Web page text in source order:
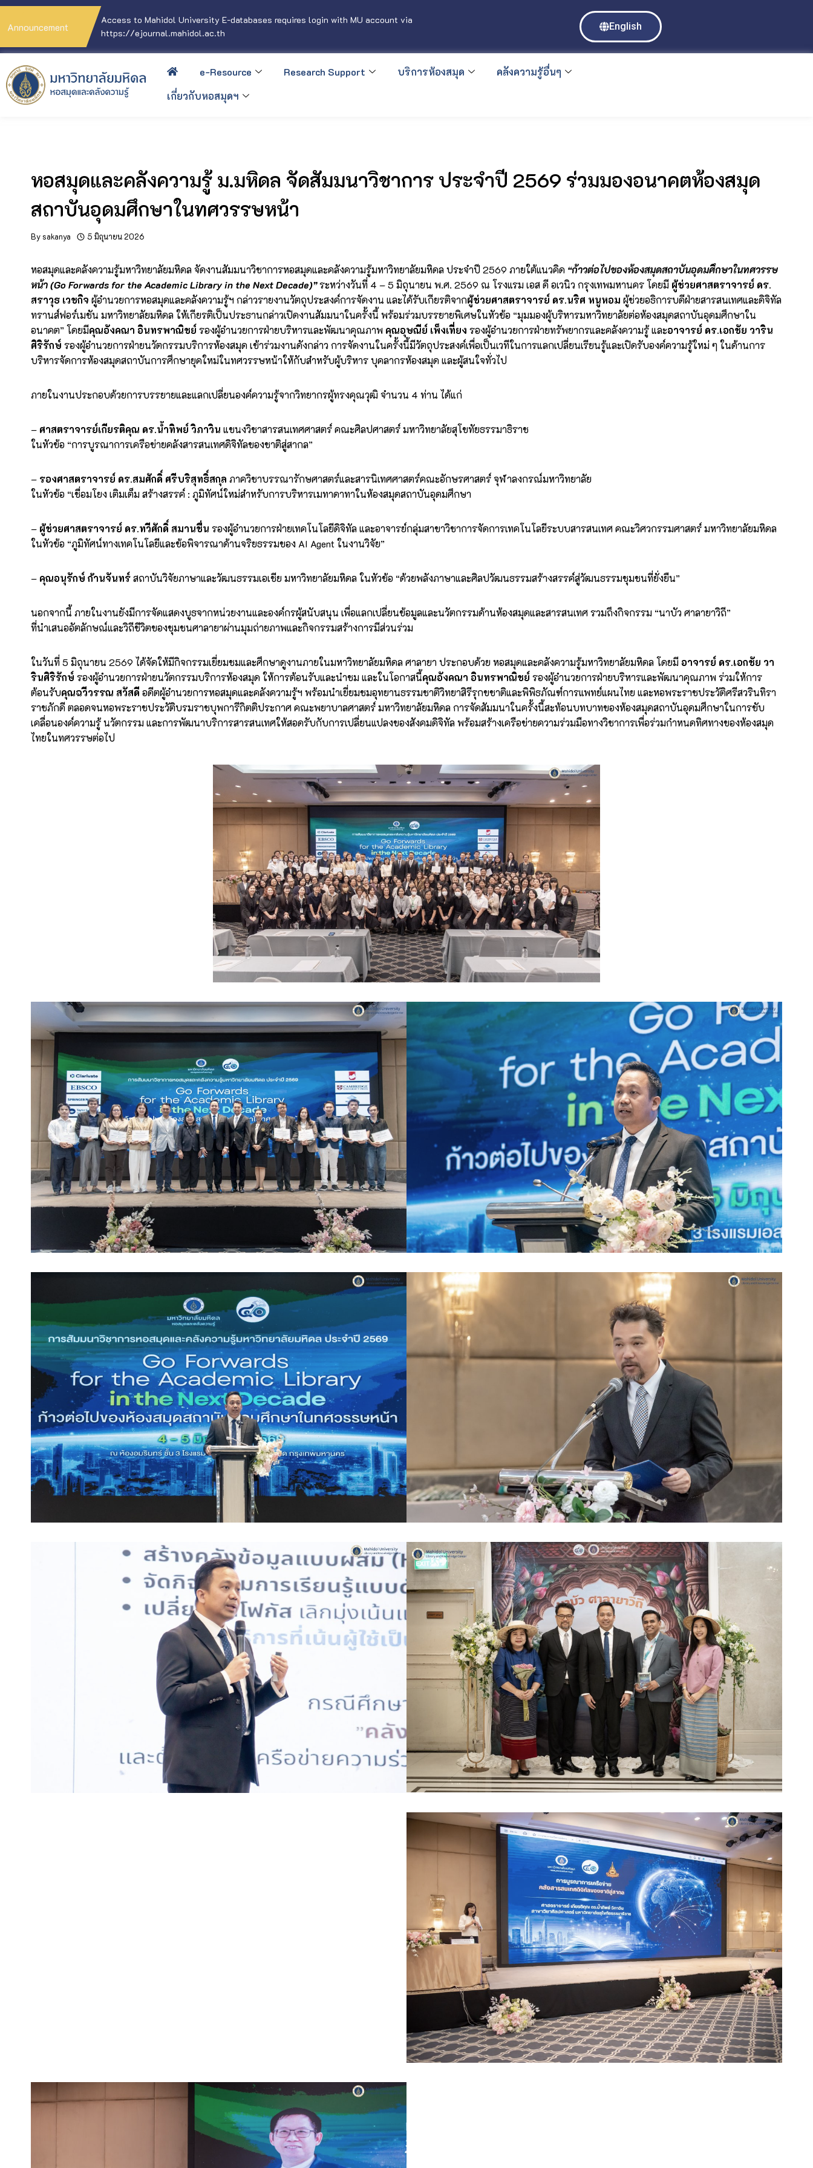
Announcement
Access to Mahidol University E-databases requires login with MU account via
https://ejournal.mahidol.ac.th
English
e-Resource Research Support บริการห้องสมุด
คลังความรู้อื่นๆ
เกี่ยวกับหอสมุดฯ
หอสมุดและคลังความรู้ ม.มหิดล จัดสัมมนาวิชาการ ประจำปี 2569 ร่วมมองอนาคตห้องสมุด
สถาบันอุดมศึกษาในทศวรรษหน้า
By sakanya 5 มิถุนายน 2026
หอสมุดและคลังความรู้มหาวิทยาลัยมหิดล จัดงานสัมมนาวิชาการหอสมุดและคลังความรู้มหาวิทยาลัยมหิดล ประจำปี 2569 ภายใต้แนวคิด “ก้าวต่อไปของห้องสมุดสถาบันอุดมศึกษาในทศวรรษ
หน้า (Go Forwards for the Academic Library in the Next Decade)”ระหว่างวันที่ 4 – 5 มิถุนายน พ.ศ. 2569 ณ โรงแรม เอส ดี อเวนิว กรุงเทพมหานคร โดยมี ผู้ช่วยศาสตราจารย์ ดร.
สราวุธ เวชกิจ ผู้อำนวยการหอสมุดและคลังความรู้ฯ กล่าวรายงานวัตถุประสงค์การจัดงาน และได้รับเกียรติจากผู้ช่วยศาสตราจารย์ ดร.นริศ หนูหอม ผู้ช่วยอธิการบดีฝ่ายสารสนเทศและดิจิทัล
ทรานส์ฟอร์เมชัน มหาวิทยาลัยมหิดล ให้เกียรติเป็นประธานกล่าวเปิดงานสัมมนาในครั้งนี้ พร้อมร่วมบรรยายพิเศษในหัวข้อ “มุมมองผู้บริหารมหาวิทยาลัยต่อห้องสมุดสถาบันอุดมศึกษาใน
อนาคต” โดยมีคุณอังคณา อินทรพาณิชย์ รองผู้อำนวยการฝ่ายบริหารและพัฒนาคุณภาพ คุณอุษณีย์ เพ็งเที่ยง รองผู้อำนวยการฝ่ายทรัพยากรและคลังความรู้ และอาจารย์ ดร.เอกชัย วาริน
ศิริรักษ์ รองผู้อำนวยการฝ่ายนวัตกรรมบริการห้องสมุด เข้าร่วมงานดังกล่าว การจัดงานในครั้งนี้มีวัตถุประสงค์เพื่อเป็นเวทีในการแลกเปลี่ยนเรียนรู้และเปิดรับองค์ความรู้ใหม่ ๆ ในด้านการ
บริหารจัดการห้องสมุดสถาบันการศึกษายุคใหม่ในทศวรรษหน้าให้กับสำหรับผู้บริหาร บุคลากรห้องสมุด และผู้สนใจทั่วไป
ภายในงานประกอบด้วยการบรรยายและแลกเปลี่ยนองค์ความรู้จากวิทยากรผู้ทรงคุณวุฒิ จำนวน 4 ท่าน ได้แก่
– ศาสตราจารย์เกียรติคุณ ดร.น้ำทิพย์ วิภาวิน แขนงวิชาสารสนเทศศาสตร์ คณะศิลปศาสตร์ มหาวิทยาลัยสุโขทัยธรรมาธิราช
ในหัวข้อ “การบูรณาการเครือข่ายคลังสารสนเทศดิจิทัลของชาติสู่สากล”
– รองศาสตราจารย์ ดร.สมศักดิ์ ศรีบริสุทธิ์สกุล ภาควิชาบรรณารักษศาสตร์และสารนิเทศศาสตร์คณะอักษรศาสตร์ จุฬาลงกรณ์มหาวิทยาลัย
ในหัวข้อ “เชื่อมโยง เติมเต็ม สร้างสรรค์ : ภูมิทัศน์ใหม่สำหรับการบริหารเมทาดาทาในห้องสมุดสถาบันอุดมศึกษา
– ผู้ช่วยศาสตราจารย์ ดร.ทวีศักดิ์ สมานชื่น รองผู้อำนวยการฝ่ายเทคโนโลยีดิจิทัล และอาจารย์กลุ่มสาขาวิชาการจัดการเทคโนโลยีระบบสารสนเทศ คณะวิศวกรรมศาสตร์ มหาวิทยาลัยมหิดล
ในหัวข้อ “ภูมิทัศน์ทางเทคโนโลยีและข้อพิจารณาด้านจริยธรรมของ AI Agent ในงานวิจัย”
– คุณอนุรักษ์ ก้านจันทร์สถาบันวิจัยภาษาและวัฒนธรรมเอเชีย มหาวิทยาลัยมหิดล ในหัวข้อ “ด้วยพลังภาษาและศิลปวัฒนธรรมสร้างสรรค์สู่วัฒนธรรมชุมชนที่ยั่งยืน”
นอกจากนี้ ภายในงานยังมีการจัดแสดงบูธจากหน่วยงานและองค์กรผู้สนับสนุน เพื่อแลกเปลี่ยนข้อมูลและนวัตกรรมด้านห้องสมุดและสารสนเทศ รวมถึงกิจกรรม “นาบัว ศาลายาวิถี”
ที่นำเสนออัตลักษณ์และวิถีชีวิตของชุมชนศาลายาผ่านมุมถ่ายภาพและกิจกรรมสร้างการมีส่วนร่วม
ในวันที่ 5 มิถุนายน 2569 ได้จัดให้มีกิจกรรมเยี่ยมชมและศึกษาดูงานภายในมหาวิทยาลัยมหิดล ศาลายา ประกอบด้วย หอสมุดและคลังความรู้มหาวิทยาลัยมหิดล โดยมี อาจารย์ ดร.เอกชัย วา
รินศิริรักษ์ รองผู้อำนวยการฝ่ายนวัตกรรมบริการห้องสมุด ให้การต้อนรับและนำชม และในโอกาสนี้คุณอังคณา อินทรพาณิชย์ รองผู้อำนวยการฝ่ายบริหารและพัฒนาคุณภาพ ร่วมให้การ
ต้อนรับคุณฉวีวรรณ สวัสดี อดีตผู้อำนวยการหอสมุดและคลังความรู้ฯ พร้อมนำเยี่ยมชมอุทยานธรรมชาติวิทยาสิรีรุกขชาติและพิพิธภัณฑ์การแพทย์แผนไทย และหอพระราชประวัติศรีสวรินทิรา
ราชภักดี ตลอดจนหอพระราชประวัติบรมราชบุพการีกิตติประกาศ คณะพยาบาลศาสตร์ มหาวิทยาลัยมหิดล การจัดสัมมนาในครั้งนี้สะท้อนบทบาทของห้องสมุดสถาบันอุดมศึกษาในการขับ
เคลื่อนองค์ความรู้ นวัตกรรม และการพัฒนาบริการสารสนเทศให้สอดรับกับการเปลี่ยนแปลงของสังคมดิจิทัล พร้อมสร้างเครือข่ายความร่วมมือทางวิชาการเพื่อร่วมกำหนดทิศทางของห้องสมุด
ไทยในทศวรรษต่อไป